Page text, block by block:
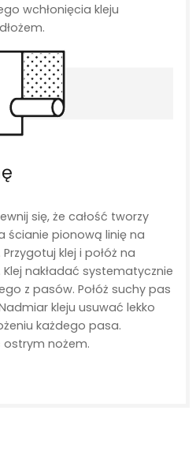
wchłonięcia kleju
się, że całość tworzy
ścianie pionową linię na
klej i połóż na
nakładać systematycznie
z pasów. Połóż suchy pas
kleju usuwać lekko
każdego pasa.
nożem.